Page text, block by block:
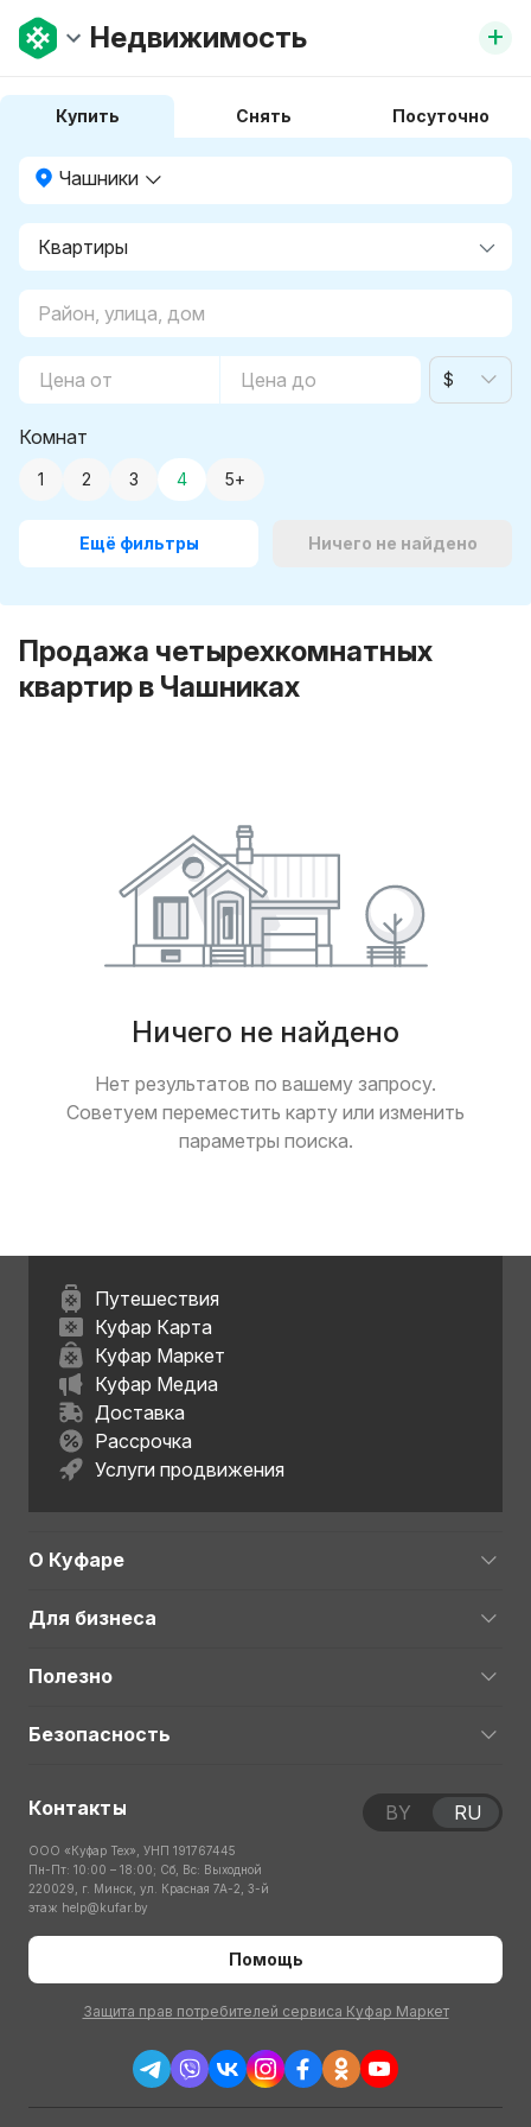
Недвижимость +
Купить Снять Посуточно
Чашники
$
Комнат
1 2 3 4 5+
Ещё фильтры Ничего не найдено
Продажа четырехкомнатных
квартир в Чашниках
Ничего не найдено
Нет результатов по вашему запросу.
Советуем переместить карту или изменить
параметры поиска.
Путешествия
Куфар Карта
Куфар Маркет
Куфар Медиа
Доставка
Рассрочка
Услуги продвижения
О Куфаре
Для бизнеса
Полезно
Безопасность
Контакты
ООО «Куфар Тех», УНП 191767445
Пн-Пт: 10:00 – 18:00; Сб, Вс: Выходной
220029, г. Минск, ул. Красная 7А-2, 3-й
этаж help@kufar.by
Помощь
Защита прав потребителей сервиса Куфар Маркет
BY RU